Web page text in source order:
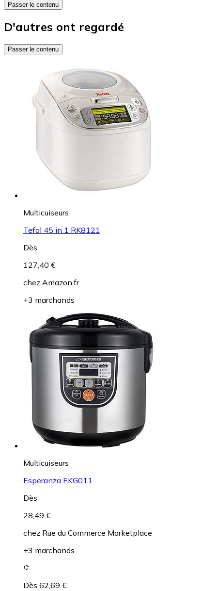
Passer le contenu
D'autres ont regardé
Passer le contenu
Multicuiseurs
Tefal 45 in 1 RK8121
Dès
127,40 €
chez Amazon.fr
+3 marchands
Multicuiseurs
Esperanza EKG011
Dès
28,49 €
chez Rue du Commerce Marketplace
+3 marchands
Dès 62,69 €